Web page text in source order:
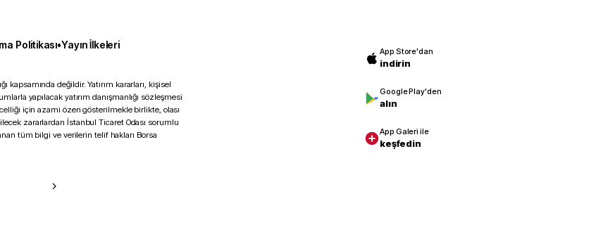
Politikası•Yayın İlkeleri
kapsamında değildir. Yatırım kararları, kişisel
yapılacak yatırım danışmanlığı sözleşmesi
için azami özen gösterilmekle birlikte, olası
zararlardan İstanbul Ticaret Odası sorumlu
tüm bilgi ve verilerin telif hakları Borsa
App Store'dan
indirin
Google Play'den
alın
App Galeri ile
keşfedin